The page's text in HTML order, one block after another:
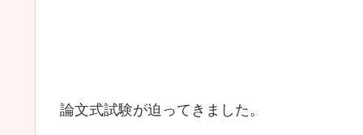
論文式試験が迫ってきました。